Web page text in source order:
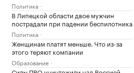
Политика
В Липецкой области двое мужчин
пострадали при падении беспилотника
Политика
Женщинам платят меньше. Что из-за
этого теряют компании
Образование